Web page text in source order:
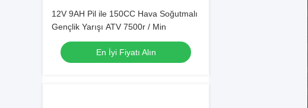
12V 9AH Pil ile 150CC Hava Soğutmalı
Gençlik Yarışı ATV 7500r / Min
En İyi Fiyatı Alın